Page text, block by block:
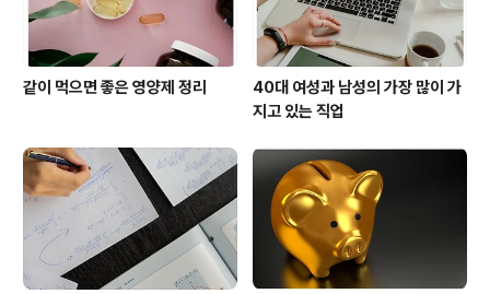
같이 먹으면 좋은 영양제 정리
40대 여성과 남성의 가장 많이 가
지고 있는 직업